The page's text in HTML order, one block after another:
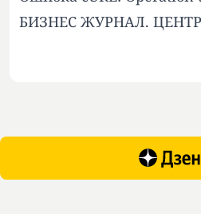
БИЗНЕС ЖУРНАЛ. ЦЕНТР